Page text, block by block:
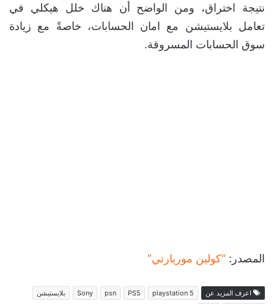
نتيجة اختراق، ومن الواضح أن هناك خلل هيكلي في
تعامل بلايستيشن مع امان الحسابات، خاصةً مع زيادة
سوق الحسابات المسروقة.
المصدر: “كولين موريارتي”
اعرف المزيد عن playstation 5
PS5
psn
Sony
بلايستيشن